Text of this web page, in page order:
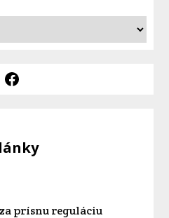
prísnu reguláciu